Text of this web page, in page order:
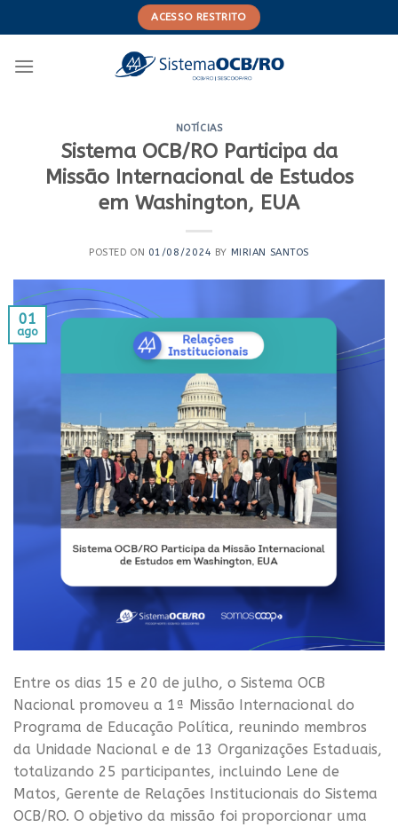
to
ACESSO RESTRITO
NOTÍCIAS
Sistema OCB/RO Participa da
Missão Internacional de Estudos
em Washington, EUA
POSTED ON 01/08/2024 BY MIRIAN SANTOS
01
ago
Entre os dias 15 e 20 de julho, o Sistema OCB
Nacional promoveu a 1ª Missão Internacional do
Programa de Educação Política, reunindo membros
da Unidade Nacional e de 13 Organizações Estaduais,
totalizando 25 participantes, incluindo Lene de
Matos, Gerente de Relações Institucionais do Sistema
OCB/RO. O objetivo da missão foi proporcionar uma